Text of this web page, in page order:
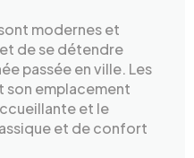
modernes et
de se détendre
passée en ville. Les
son emplacement
et le
et de confort